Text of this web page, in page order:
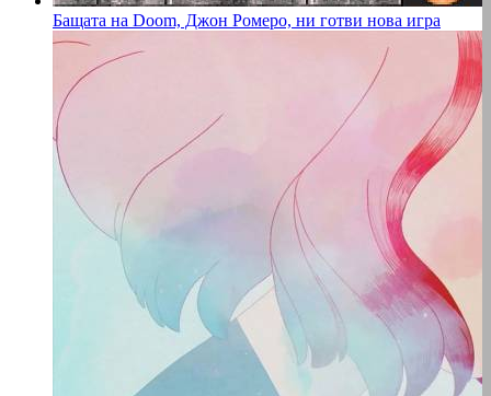
Бащата на Doom, Джон Ромеро, ни готви нова игра